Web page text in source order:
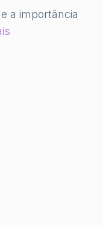
a importância